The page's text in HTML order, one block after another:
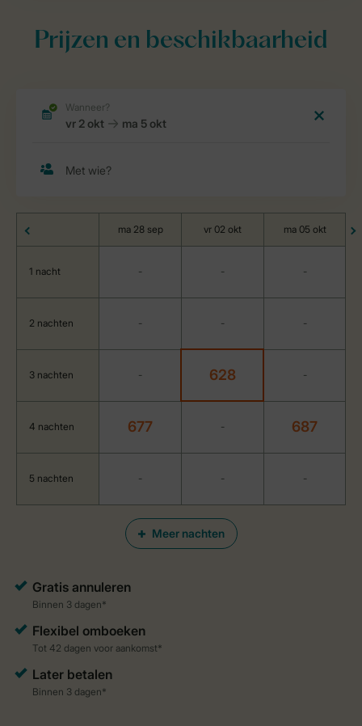
Prijzen en beschikbaarheid
Meer nachten
ma 28 sep vr 02 okt ma 05 okt
1 nacht - - -
2 nachten - - -
3 nachten - 628 -
4 nachten 677 - 687
5 nachten - - -